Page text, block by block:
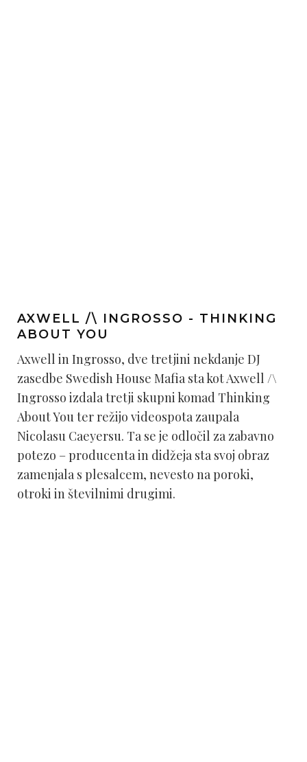
AXWELL /\ INGROSSO - THINKING
ABOUT YOU
Axwell in Ingrosso, dve tretjini nekdanje DJ
zasedbe Swedish House Mafia sta kot Axwell /\
Ingrosso izdala tretji skupni komad Thinking
About You ter režijo videospota zaupala
Nicolasu Caeyersu. Ta se je odločil za zabavno
potezo – producenta in didžeja sta svoj obraz
zamenjala s plesalcem, nevesto na poroki,
otroki in številnimi drugimi.